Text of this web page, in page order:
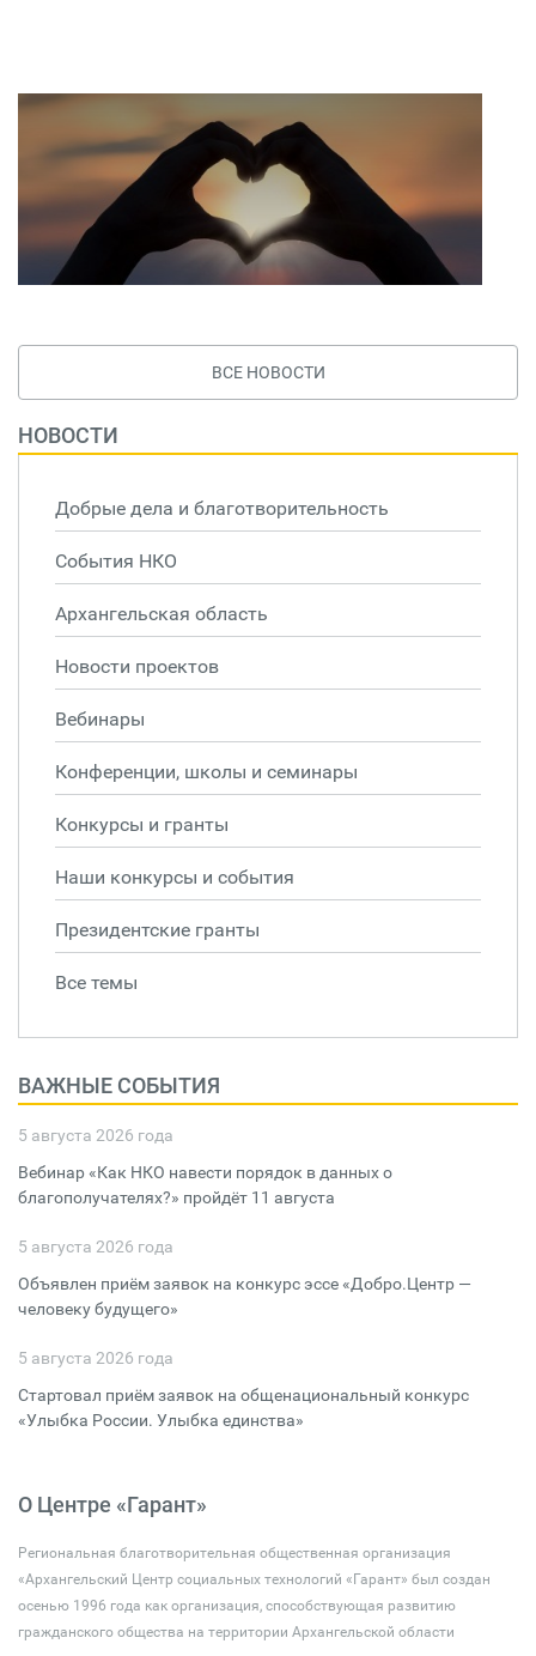
ВСЕ НОВОСТИ
НОВОСТИ
Добрые дела и благотворительность
События НКО
Архангельская область
Новости проектов
Вебинары
Конференции, школы и семинары
Конкурсы и гранты
Наши конкурсы и события
Президентские гранты
Все темы
ВАЖНЫЕ СОБЫТИЯ
5 августа 2026 года
Вебинар «Как НКО навести порядок в данных о
благополучателях?» пройдёт 11 августа
5 августа 2026 года
Объявлен приём заявок на конкурс эссе «Добро.Центр —
человеку будущего»
5 августа 2026 года
Стартовал приём заявок на общенациональный конкурс
«Улыбка России. Улыбка единства»
О Центре «Гарант»
Региональная благотворительная общественная организация
«Архангельский Центр социальных технологий «Гарант» был создан
осенью 1996 года как организация, способствующая развитию
гражданского общества на территории Архангельской области